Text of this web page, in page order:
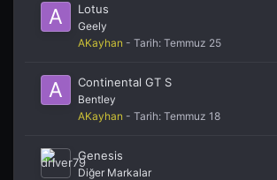
Lotus
Geely
AKayhan - Tarih: Temmuz 25
Continental GT S
Bentley
AKayhan - Tarih: Temmuz 18
Genesis
Diğer Markalar